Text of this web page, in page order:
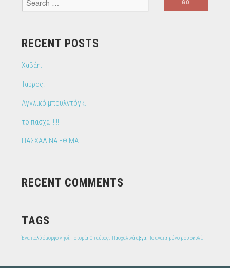
RECENT POSTS
Χαβάη.
Ταύρος.
Αγγλικό μπουλντόγκ.
το πασχα !!!!!
ΠΑΣΧΑΛΙΝΑ ΕΘΙΜΑ
RECENT COMMENTS
TAGS
Ένα πολύ όμορφο νησί. Ιστορία Ο ταύρος. Πασχαλινά αβγά. Το αγαπημένο μου σκυλί.